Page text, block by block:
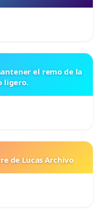
ligero.
de Lucas Archivo